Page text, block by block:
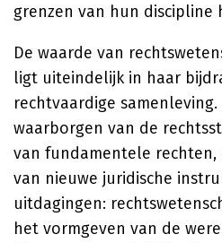
grenzen van hun discipline
De waarde van
ligt uiteindelijk in haar
rechtvaardige
waarborgen van de
van fundamentele
van nieuwe juridische
uitdagingen:
het vormgeven van de